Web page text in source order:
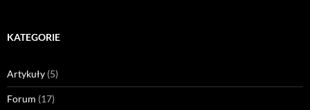
KATEGORIE
Artykuły (5)
Forum (17)